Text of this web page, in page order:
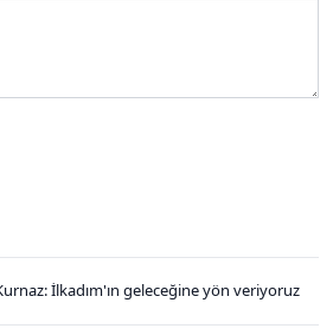
İlkadım'ın geleceğine yön veriyoruz